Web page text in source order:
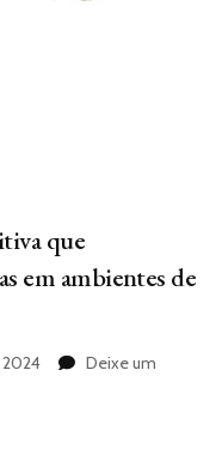
que
em ambientes de
Deixe um